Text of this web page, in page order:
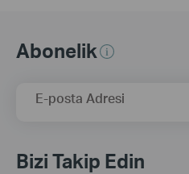
Abonelik
E-posta Adresi
Bizi Takip Edin